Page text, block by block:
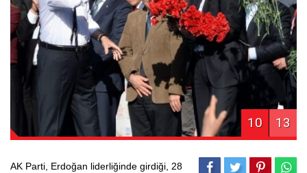
10 13
AK Parti, Erdoğan liderliğinde girdiği, 28